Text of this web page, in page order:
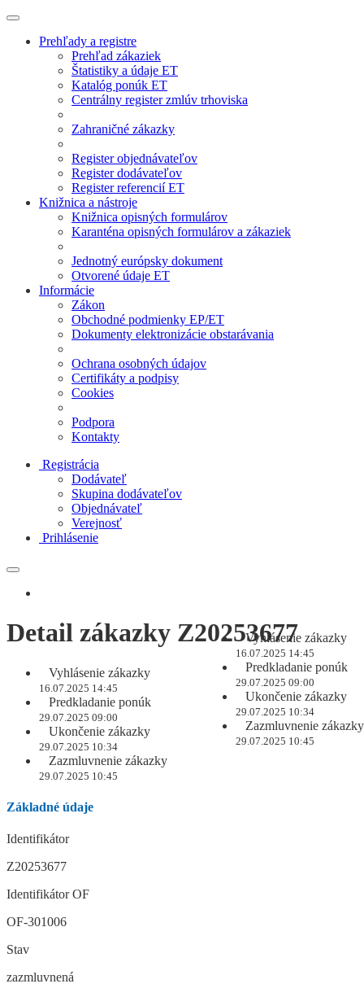
Prehľady a registre
Prehľad zákaziek
Štatistiky a údaje ET
Katalóg ponúk ET
Centrálny register zmlúv trhoviska
Zahraničné zákazky
Register objednávateľov
Register dodávateľov
Register referencií ET
Knižnica a nástroje
Knižnica opisných formulárov
Karanténa opisných formulárov a zákaziek
Jednotný európsky dokument
Otvorené údaje ET
Informácie
Zákon
Obchodné podmienky EP/ET
Dokumenty elektronizácie obstarávania
Ochrana osobných údajov
Certifikáty a podpisy
Cookies
Podpora
Kontakty
Registrácia
Dodávateľ
Skupina dodávateľov
Objednávateľ
Verejnosť
Prihlásenie
Vyhlásenie zákazky
16.07.2025 14:45
Predkladanie ponúk
29.07.2025 09:00
Ukončenie zákazky
29.07.2025 10:34
Zazmluvnenie zákazky
29.07.2025 10:45
Detail zákazky Z20253677
Vyhlásenie zákazky
16.07.2025 14:45
Predkladanie ponúk
29.07.2025 09:00
Ukončenie zákazky
29.07.2025 10:34
Zazmluvnenie zákazky
29.07.2025 10:45
Základné údaje
Identifikátor
Z20253677
Identifikátor OF
OF-301006
Stav
zazmluvnená